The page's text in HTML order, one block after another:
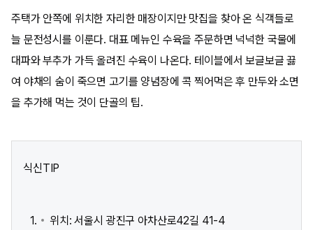
주택가 안쪽에 위치한 자리한 매장이지만 맛집을 찾아 온 식객들로
늘 문전성시를 이룬다. 대표 메뉴인 수육을 주문하면 넉넉한 국물에
대파와 부추가 가득 올려진 수육이 나온다. 테이블에서 보글보글 끓
여 야채의 숨이 죽으면 고기를 양념장에 콕 찍어먹은 후 만두와 소면
을 추가해 먹는 것이 단골의 팁.
식신TIP
위치: 서울시 광진구 아차산로42길 41-4